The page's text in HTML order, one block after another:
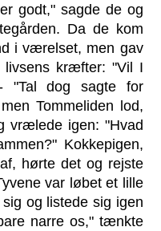
godt," sagde de og
Da de kom
i værelset, men gav
kræfter: "Vil I
"Tal dog sagte for
Tommeliden lod,
vrælede igen: "Hvad
Kokkepigen,
hørte det og rejste
var løbet et lille
og listede sig igen
narre os," tænkte